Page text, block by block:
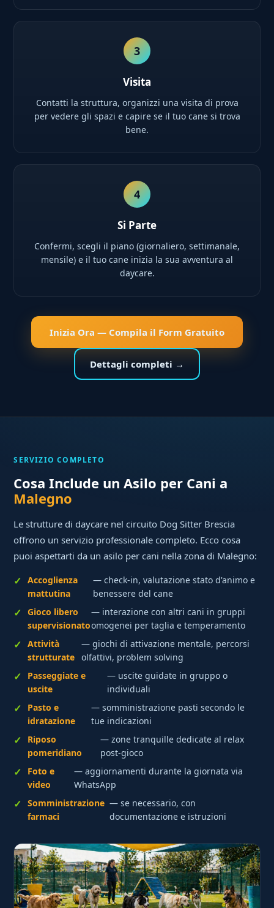
3
Visita
Contatti la struttura, organizzi una visita di prova
per vedere gli spazi e capire se il tuo cane si trova
bene.
4
Si Parte
Confermi, scegli il piano (giornaliero, settimanale,
mensile) e il tuo cane inizia la sua avventura al
daycare.
Inizia Ora — Compila il Form Gratuito
Dettagli completi →
SERVIZIO COMPLETO
Cosa Include un Asilo per Cani a
Malegno
Le strutture di daycare nel circuito Dog Sitter Brescia
offrono un servizio professionale completo. Ecco cosa
puoi aspettarti da un asilo per cani nella zona di Malegno:
Accoglienza
mattutina
— check-in, valutazione stato d'animo e
benessere del cane
Gioco libero
supervisionato
— interazione con altri cani in gruppi
omogenei per taglia e temperamento
Attività
strutturate
— giochi di attivazione mentale, percorsi
olfattivi, problem solving
Passeggiate e
uscite
— uscite guidate in gruppo o
individuali
Pasto e
idratazione
— somministrazione pasti secondo le
tue indicazioni
Riposo
pomeridiano
— zone tranquille dedicate al relax
post-gioco
Foto e
video
— aggiornamenti durante la giornata via
WhatsApp
Somministrazione
farmaci
— se necessario, con
documentazione e istruzioni